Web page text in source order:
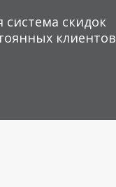
система скидок
клиентов